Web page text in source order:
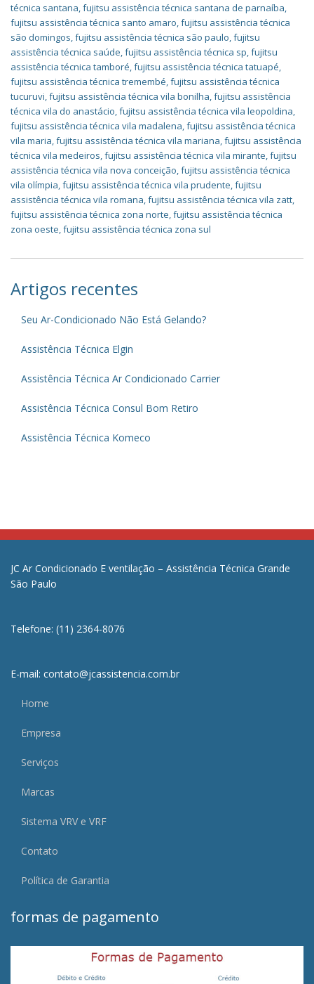
técnica santana,fujitsu assistência técnica santana de parnaíba,
fujitsu assistência técnica santo amaro,fujitsu assistência técnica
são domingos,fujitsu assistência técnica são paulo,fujitsu
assistência técnica saúde,fujitsu assistência técnica sp,fujitsu
assistência técnica tamboré,fujitsu assistência técnica tatuapé,
fujitsu assistência técnica tremembé,fujitsu assistência técnica
tucuruvi,fujitsu assistência técnica vila bonilha,fujitsu assistência
técnica vila do anastácio,fujitsu assistência técnica vila leopoldina,
fujitsu assistência técnica vila madalena,fujitsu assistência técnica
vila maria,fujitsu assistência técnica vila mariana,fujitsu assistência
técnica vila medeiros,fujitsu assistência técnica vila mirante,fujitsu
assistência técnica vila nova conceição,fujitsu assistência técnica
vila olímpia,fujitsu assistência técnica vila prudente,fujitsu
assistência técnica vila romana,fujitsu assistência técnica vila zatt,
fujitsu assistência técnica zona norte,fujitsu assistência técnica
zona oeste,fujitsu assistência técnica zona sul
Artigos recentes
Seu Ar-Condicionado Não Está Gelando?
Assistência Técnica Elgin
Assistência Técnica Ar Condicionado Carrier
Assistência Técnica Consul Bom Retiro
Assistência Técnica Komeco
JC Ar Condicionado E ventilação – Assistência Técnica Grande
São Paulo
Telefone: (11) 2364-8076
E-mail: contato@jcassistencia.com.br
Home
Empresa
Serviços
Marcas
Sistema VRV e VRF
Contato
Política de Garantia
formas de pagamento